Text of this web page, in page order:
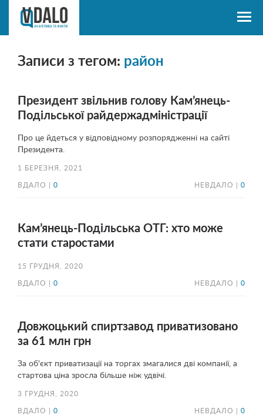
Записи з тегом: район
Президент звільнив голову Кам’янець-
Подільської райдержадміністрації
Про це йдеться у відповідному розпорядженні на сайті
Президента.
1 БЕРЕЗНЯ, 2021
ВДАЛО | 0 НЕВДАЛО | 0
Кам’янець-Подільська ОТГ: хто може
стати старостами
15 ГРУДНЯ, 2020
ВДАЛО | 0 НЕВДАЛО | 0
Довжоцький спиртзавод приватизовано
за 61 млн грн
За об'єкт приватизації на торгах змагалися дві компанії, а
стартова ціна зросла більше ніж удвічі.
3 ГРУДНЯ, 2020
ВДАЛО | 0 НЕВДАЛО | 0